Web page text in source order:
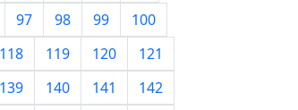
97 98 99
100
118 119 120
121
139 140 141 142